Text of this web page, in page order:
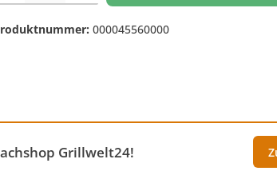
000045560000
Grillwelt24!